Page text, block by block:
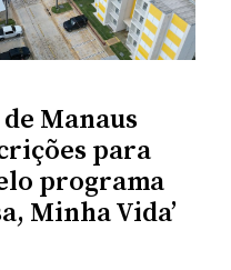
Manaus
para
programa
Minha Vida’